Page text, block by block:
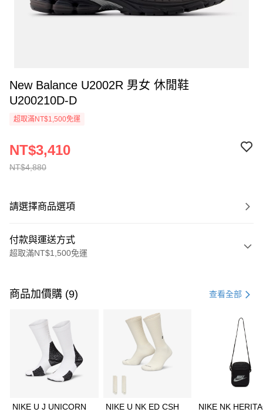
New Balance U2002R 男女 休閒鞋
U200210D-D
超取滿NT$1,500免運
NT$4,880
NT$3,410
請選擇商品選項
付款與運送方式
超取滿NT$1,500免運
信用卡一次付款
3 期 0 利率 每期 21家銀行
合作金庫商業銀行
第一商業銀行
華南商業銀行
彰化商業銀行
上海商業儲蓄銀行
Apple Pay
商品加價購 (9) 查看全部
NIKE U J UNICORN
NIKE U NK ED CSH
NIKE NK